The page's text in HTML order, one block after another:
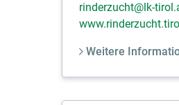
rinderzucht@lk-
Weitere